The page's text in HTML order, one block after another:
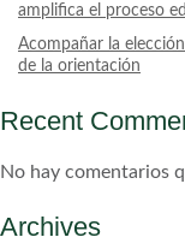
amplifica el proceso
Acompañar la
de la orientación
Recent
No hay comentarios
Archives